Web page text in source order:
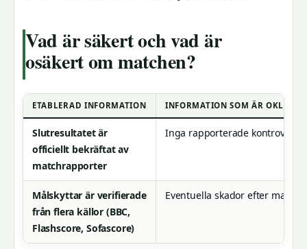
Vad är säkert och vad är
osäkert om matchen?
ETABLERAD INFORMATION INFORMATION SOM ÄR OKLAR
Slutresultatet är
officiellt bekräftat av
matchrapporter
Inga rapporterade
Målskyttar är verifierade
från flera källor (BBC,
Flashscore, Sofascore)
Eventuella skador efter